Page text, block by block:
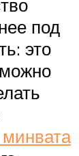
под
это